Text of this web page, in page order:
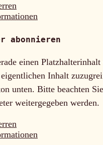
abonnieren
einen
Inhalt
unten. Bitte beachten
weitergegeben werden.